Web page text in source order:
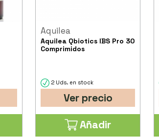
Aquilea
Aquilea Qbiotics IBS Pro 30
Comprimidos
2 Uds. en stock
Ver precio
Añadir